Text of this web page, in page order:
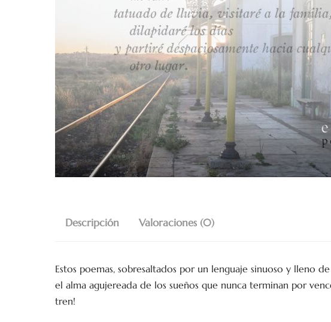
Descripción Valoraciones (0)
Estos poemas, sobresaltados por un lenguaje sinuoso y lleno
el alma agujereada de los sueños que nunca terminan por
tren!